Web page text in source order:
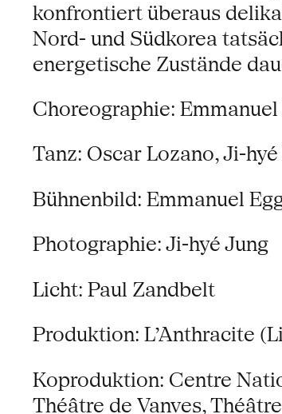
konfrontiert überaus
Nord- und Südkorea
energetische Zustände
Choreographie:
Tanz: Oscar Lozano, Ji-
Bühnenbild: Emmanuel
Photographie: Ji-hyé Jung
Licht: Paul Zandbelt
Produktion: L’Anthracite
Koproduktion: Centre
Théâtre de Vanves,